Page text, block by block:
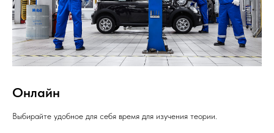
Онлайн
Выбирайте удобное для себя время для изучения теории.